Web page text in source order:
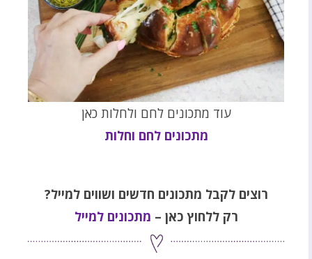
עוד מתכונים לחם ולחלות כאן
מתכונים לחם וחלות
רוצים לקבל מתכונים חדשים ושווים למייל?
רק ללחוץ כאן – מתכונים למייל